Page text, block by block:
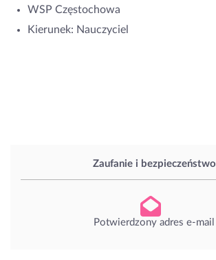
Zaufanie i bezpieczeństwo
Potwierdzony adres e-mail
WSP Częstochowa
Kierunek: Nauczyciel